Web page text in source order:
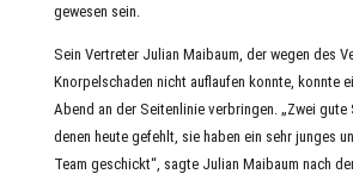
gewesen sein.
Sein Vertreter Julian Maibaum, der wegen des
Knorpelschaden nicht auflaufen konnte, konnte
Abend an der Seitenlinie verbringen. „Zwei gute
denen heute gefehlt, sie haben ein sehr junges
Team geschickt“, sagte Julian Maibaum nach